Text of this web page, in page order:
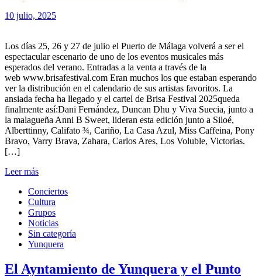
10 julio, 2025
Los días 25, 26 y 27 de julio el Puerto de Málaga volverá a ser el
espectacular escenario de uno de los eventos musicales más
esperados del verano. Entradas a la venta a través de la
web www.brisafestival.com Eran muchos los que estaban esperando
ver la distribución en el calendario de sus artistas favoritos. La
ansiada fecha ha llegado y el cartel de Brisa Festival 2025queda
finalmente así:Dani Fernández, Duncan Dhu y Viva Suecia, junto a
la malagueña Anni B Sweet, lideran esta edición junto a Siloé,
Alberttinny, Califato ¾, Cariño, La Casa Azul, Miss Caffeina, Pony
Bravo, Varry Brava, Zahara, Carlos Ares, Los Voluble, Victorias.
[…]
Leer más
Conciertos
Cultura
Grupos
Noticias
Sin categoría
Yunquera
El Ayntamiento de Yunquera y el Punto